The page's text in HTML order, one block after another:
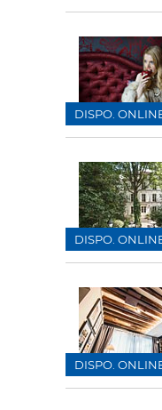
DISPO.
DISPO.
DISPO.